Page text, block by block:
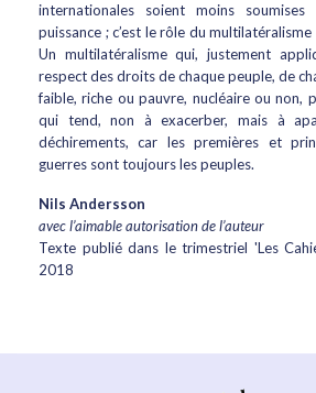
internationales soient moins
puissance ; c’est le rôle du
Un multilatéralisme qui, justement
respect des droits de chaque peuple, de
faible, riche ou pauvre, nucléaire ou non,
qui tend, non à exacerber, mais à
déchirements, car les premières et
guerres sont toujours les peuples.
Nils Andersson
avec l’aimable autorisation de l’auteur
Texte publié dans le trimestriel 'Les
2018